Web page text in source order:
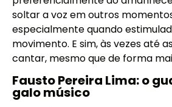
soltar a voz em outros
especialmente quando
movimento. E sim, às vezes até
cantar, mesmo que de forma
Fausto Pereira Lima: o
galo músico